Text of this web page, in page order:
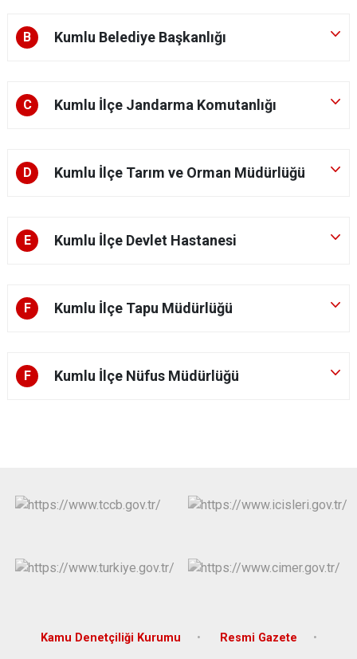
B Kumlu Belediye Başkanlığı
C Kumlu İlçe Jandarma Komutanlığı
D Kumlu İlçe Tarım ve Orman Müdürlüğü
E Kumlu İlçe Devlet Hastanesi
F Kumlu İlçe Tapu Müdürlüğü
F Kumlu İlçe Nüfus Müdürlüğü
Kamu Denetçiliği Kurumu Resmi Gazete